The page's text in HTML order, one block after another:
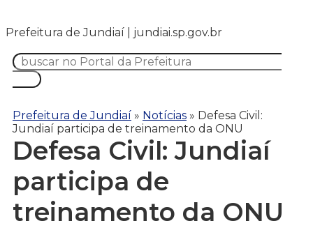
Prefeitura de Jundiaí | jundiai.sp.gov.br
Prefeitura de Jundiaí » Notícias » Defesa Civil:
Jundiaí participa de treinamento da ONU
Defesa Civil: Jundiaí
participa de
treinamento da ONU